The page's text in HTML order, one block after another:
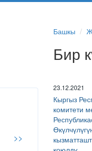
>>
Башкы
Бир
23.12.2021
Кыргыз
комитети